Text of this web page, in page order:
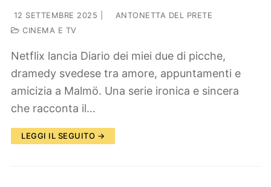
12 SETTEMBRE 2025
ANTONETTA DEL PRETE
CINEMA E TV
Netflix lancia Diario dei miei due di picche,
dramedy svedese tra amore, appuntamenti e
amicizia a Malmö. Una serie ironica e sincera
che racconta il…
LEGGI IL SEGUITO →